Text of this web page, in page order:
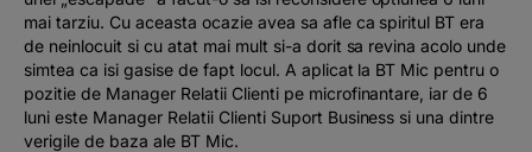
mai tarziu. Cu aceasta ocazie avea sa afle ca spiritul BT era
de neinlocuit si cu atat mai mult si-a dorit sa revina acolo unde
simtea ca isi gasise de fapt locul. A aplicat la BT Mic pentru o
pozitie de Manager Relatii Clienti pe microfinantare, iar de 6
luni este Manager Relatii Clienti Suport Business si una dintre
verigile de baza ale BT Mic.